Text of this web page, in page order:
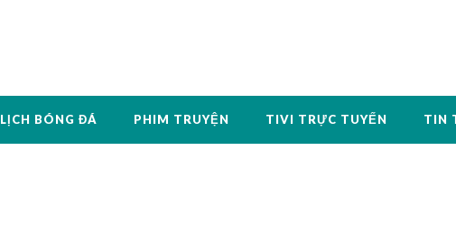
LỊCH BÓNG ĐÁ PHIM TRUYỆN TIVI TRỰC TUYẾN TIN